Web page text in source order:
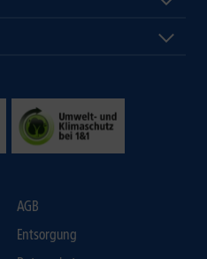
AGB
Entsorgung